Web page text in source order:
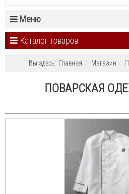
Меню
Каталог товаров
Вы здесь: Главная Магазин
ПОВАРСКАЯ